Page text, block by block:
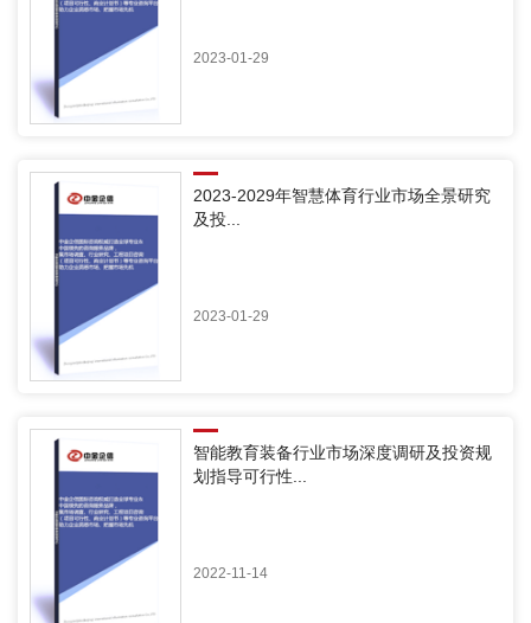
2023-01-29
2023-2029年智慧体育行业市场全景研究
及投...
2023-01-29
智能教育装备行业市场深度调研及投资规
划指导可行性...
2022-11-14